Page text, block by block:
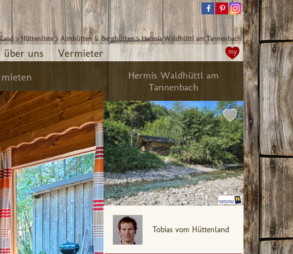
>Hüttenliste >Almhütten & Berghütten >Hermis Waldhüttl am Tannenbach
über uns Vermieter my
Hermis Waldhüttl am
Tannenbach
Tobias vom Hüttenland